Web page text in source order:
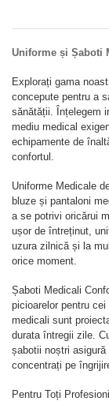
ORTEZE
INFERIOR
VERTEBRALA
ORTEZE
PROTEZA
SI ACCESORII
PRODUSE
SALTELE
SCAUNE DE
SCAUNE DE
SCUTECE
Uniforme și Șaboti
Explorați gama
concepute pentru a
sănătății. Înțelegem
mediu medical
echipamente de
confortul.
Uniforme Medicale
bluze și pantaloni
a se potrivi oricărui
ușor de întreținut,
uzura zilnică și la
orice moment.
Șaboti Medicali
picioarelor pentru
medicali sunt
durata întregii zile.
șabotii noștri
concentrați pe
Pentru Toți